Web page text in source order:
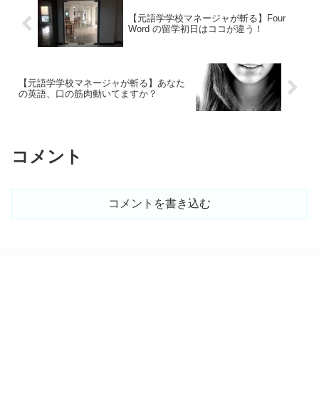
【元語学学校マネージャが斬る】Four
Word の留学初日はココが違う！
【元語学学校マネージャが斬る】あなた
の英語、口の筋肉動いてますか？
コメント
コメントを書き込む